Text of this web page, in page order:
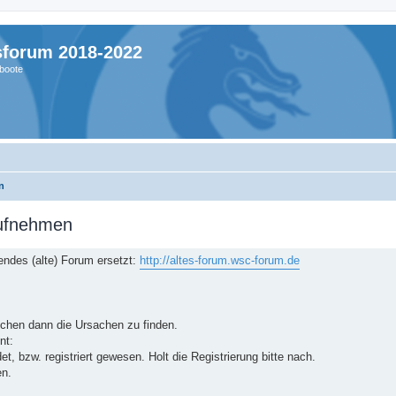
2018-2022
(alte) Forum ersetzt: http://altes-forum.wsc-forum.de
dann die Ursachen zu finden.
bzw. registriert gewesen. Holt die Registrierung bitte nach.